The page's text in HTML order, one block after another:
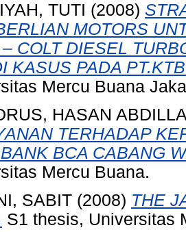
TUTI (2008)
MOTORS
COLT DIESEL
KASUS PADA
Mercu Buana
HASAN
TERHADAP
BCA CABANG
Mercu Buana.
SABIT (2008) THE
S1 thesis, Universitas